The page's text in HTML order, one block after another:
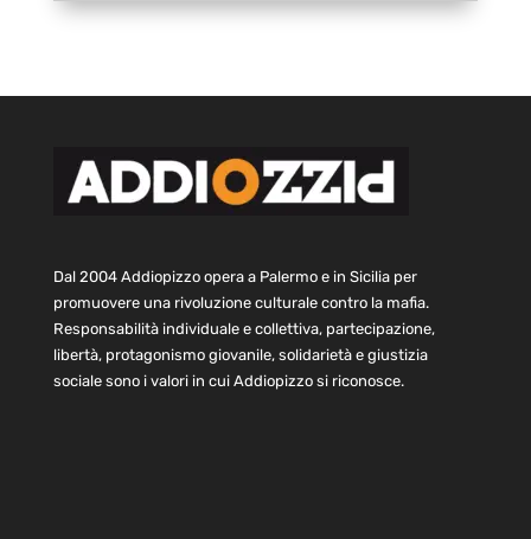
Dal 2004 Addiopizzo opera a Palermo e in Sicilia per
promuovere una rivoluzione culturale contro la mafia.
Responsabilità individuale e collettiva, partecipazione,
libertà, protagonismo giovanile, solidarietà e giustizia
sociale sono i valori in cui Addiopizzo si riconosce.